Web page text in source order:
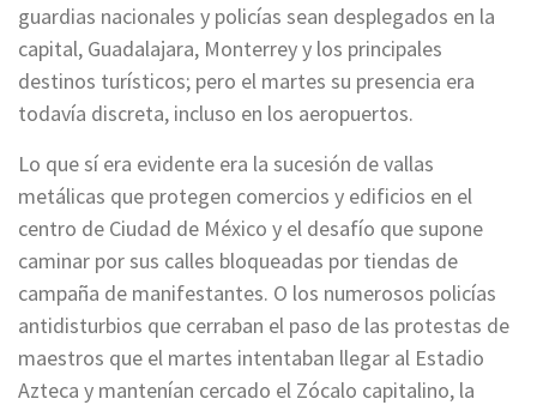
guardias nacionales y policías sean desplegados en la
capital, Guadalajara, Monterrey y los principales
destinos turísticos; pero el martes su presencia era
todavía discreta, incluso en los aeropuertos.
Lo que sí era evidente era la sucesión de vallas
metálicas que protegen comercios y edificios en el
centro de Ciudad de México y el desafío que supone
caminar por sus calles bloqueadas por tiendas de
campaña de manifestantes. O los numerosos policías
antidisturbios que cerraban el paso de las protestas de
maestros que el martes intentaban llegar al Estadio
Azteca y mantenían cercado el Zócalo capitalino, la